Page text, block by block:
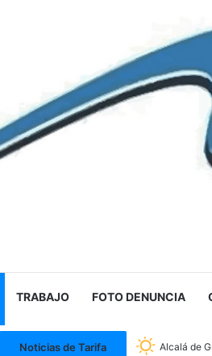
TRABAJO FOTO DENUNCIA
Noticias de Tarifa Alcalá de